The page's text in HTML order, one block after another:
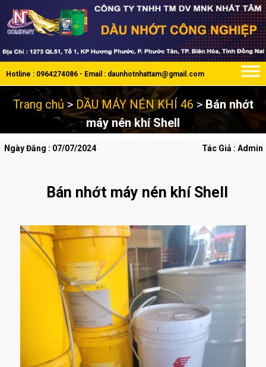
Hotline : 0964274086 - Email : daunhotnhattam@gmail.com
Trang chủ > DẦU MÁY NÉN KHÍ 46 > Bán nhớt
máy nén khí Shell
Ngày Đăng : 07/07/2024 Tác Giả : Admin
Bán nhớt máy nén khí Shell